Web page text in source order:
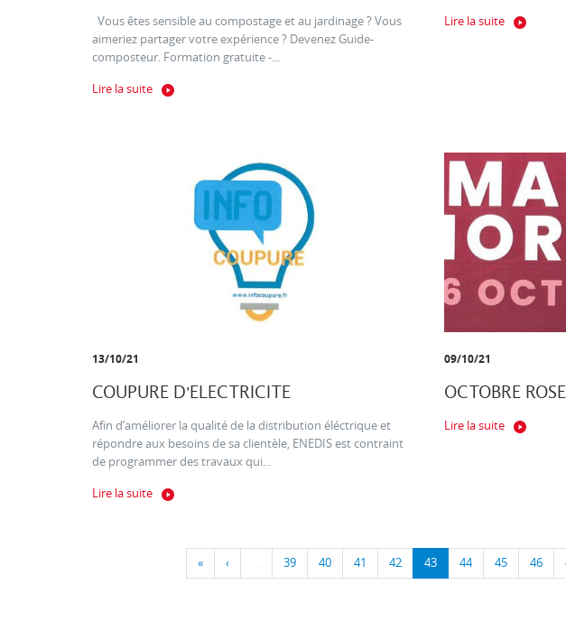
Vous êtes sensible au compostage et au jardinage ? Vous
aimeriez partager votre expérience ? Devenez Guide-
composteur. Formation gratuite -...
Lire la suite
Lire la suite
13/10/21
COUPURE D'ELECTRICITE
Afin d’améliorer la qualité de la distribution éléctrique et
répondre aux besoins de sa clientèle, ENEDIS est contraint
de programmer des travaux qui...
Lire la suite
09/10/21
OCTOBRE ROSE
Lire la suite
« ‹ … 39 40 41 42 43 44 45 46